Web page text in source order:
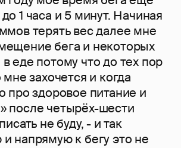
1 часа и 5 минут. Начиная
терять вес далее мне
бега и некоторых
еде потому что до тех пор
захочется и когда
про здоровое питание и
после четырёх-шести
не буду, - и так
напрямую к бегу это не